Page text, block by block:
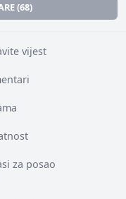
(68)
vijest
za posao